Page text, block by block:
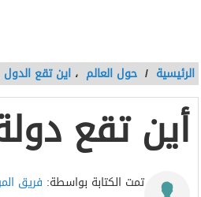
الرئيسية / حول العالم ، اين تقع الدول
أين تقع
تمت الكتابة بواسطة: فريق